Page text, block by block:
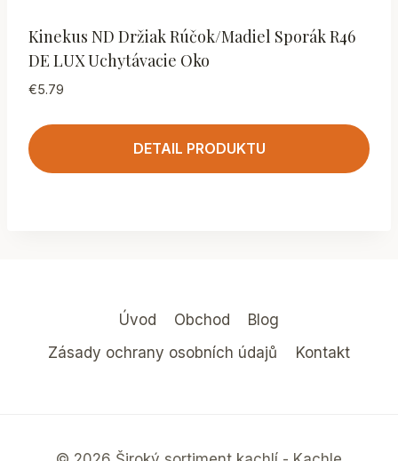
Kinekus ND Držiak Rúčok/madiel Sporák R46
DE LUX Uchytávacie Oko
€5.79
DETAIL PRODUKTU
Úvod Obchod
Blog
Zásady ochrany osobních údajů
Kontakt